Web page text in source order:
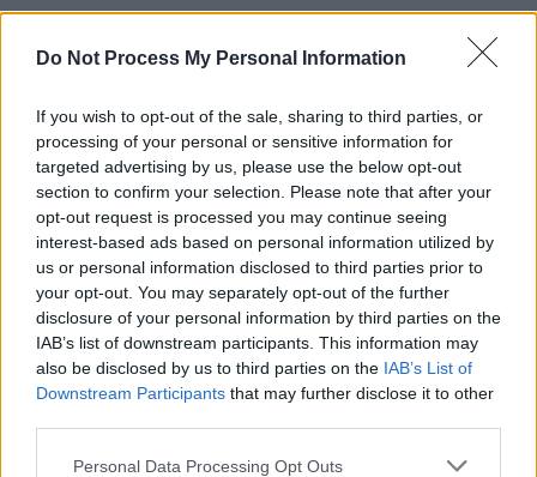
Do Not Process My Personal Information
If you wish to opt-out of the sale, sharing to third parties, or
processing of your personal or sensitive information for
targeted advertising by us, please use the below opt-out
section to confirm your selection. Please note that after your
opt-out request is processed you may continue seeing
interest-based ads based on personal information utilized by
us or personal information disclosed to third parties prior to
your opt-out. You may separately opt-out of the further
disclosure of your personal information by third parties on the
IAB’s list of downstream participants. This information may
also be disclosed by us to third parties on the IAB’s List of
Downstream Participants that may further disclose it to other
Personal Data Processing Opt Outs
REPER
SENS
POT (Gavrilă)
PACE (Peia)
Acțiunea Conservatoare (Târziu)
PDF (Lazarus)
PUSL (D. Voiculescu)
PNȚCD (Pavelescu)
PNCR (Terheș)
Partidul Patrioților (Surugiu)